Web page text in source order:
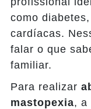
como
cardíacas.
falar o que
familiar.
Para realizar
mastopexia, a